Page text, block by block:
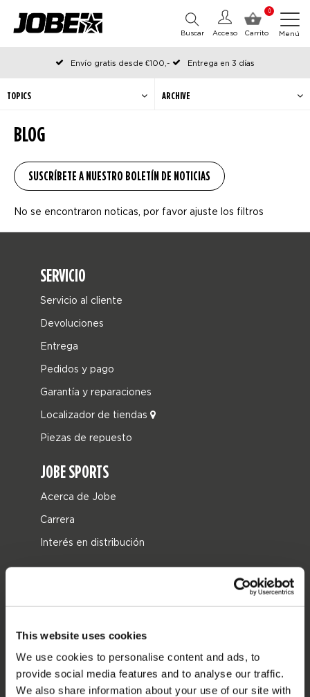
This website uses cookies
We use cookies to personalise content and ads, to
provide social media features and to analyse our traffic.
We also share information about your use of our site with
0
Carrito
Acceso
Buscar Menú
Envío gratis desde €100,-
Entrega en 3 días
Pedido antes de las 12:00 en días hábiles, enviado el mismo día
BLOG
TOPICS ARCHIVE
No se encontraron noticas, por favor ajuste los filtros
SERVICIO
Servicio al cliente
Devoluciones
Entrega
Pedidos y pago
Garantía y reparaciones
Localizador de tiendas
Piezas de repuesto
JOBE SPORTS
Acerca de Jobe
Carrera
Interés en distribución
Funtubes
Foil
Chalecos salvavidas